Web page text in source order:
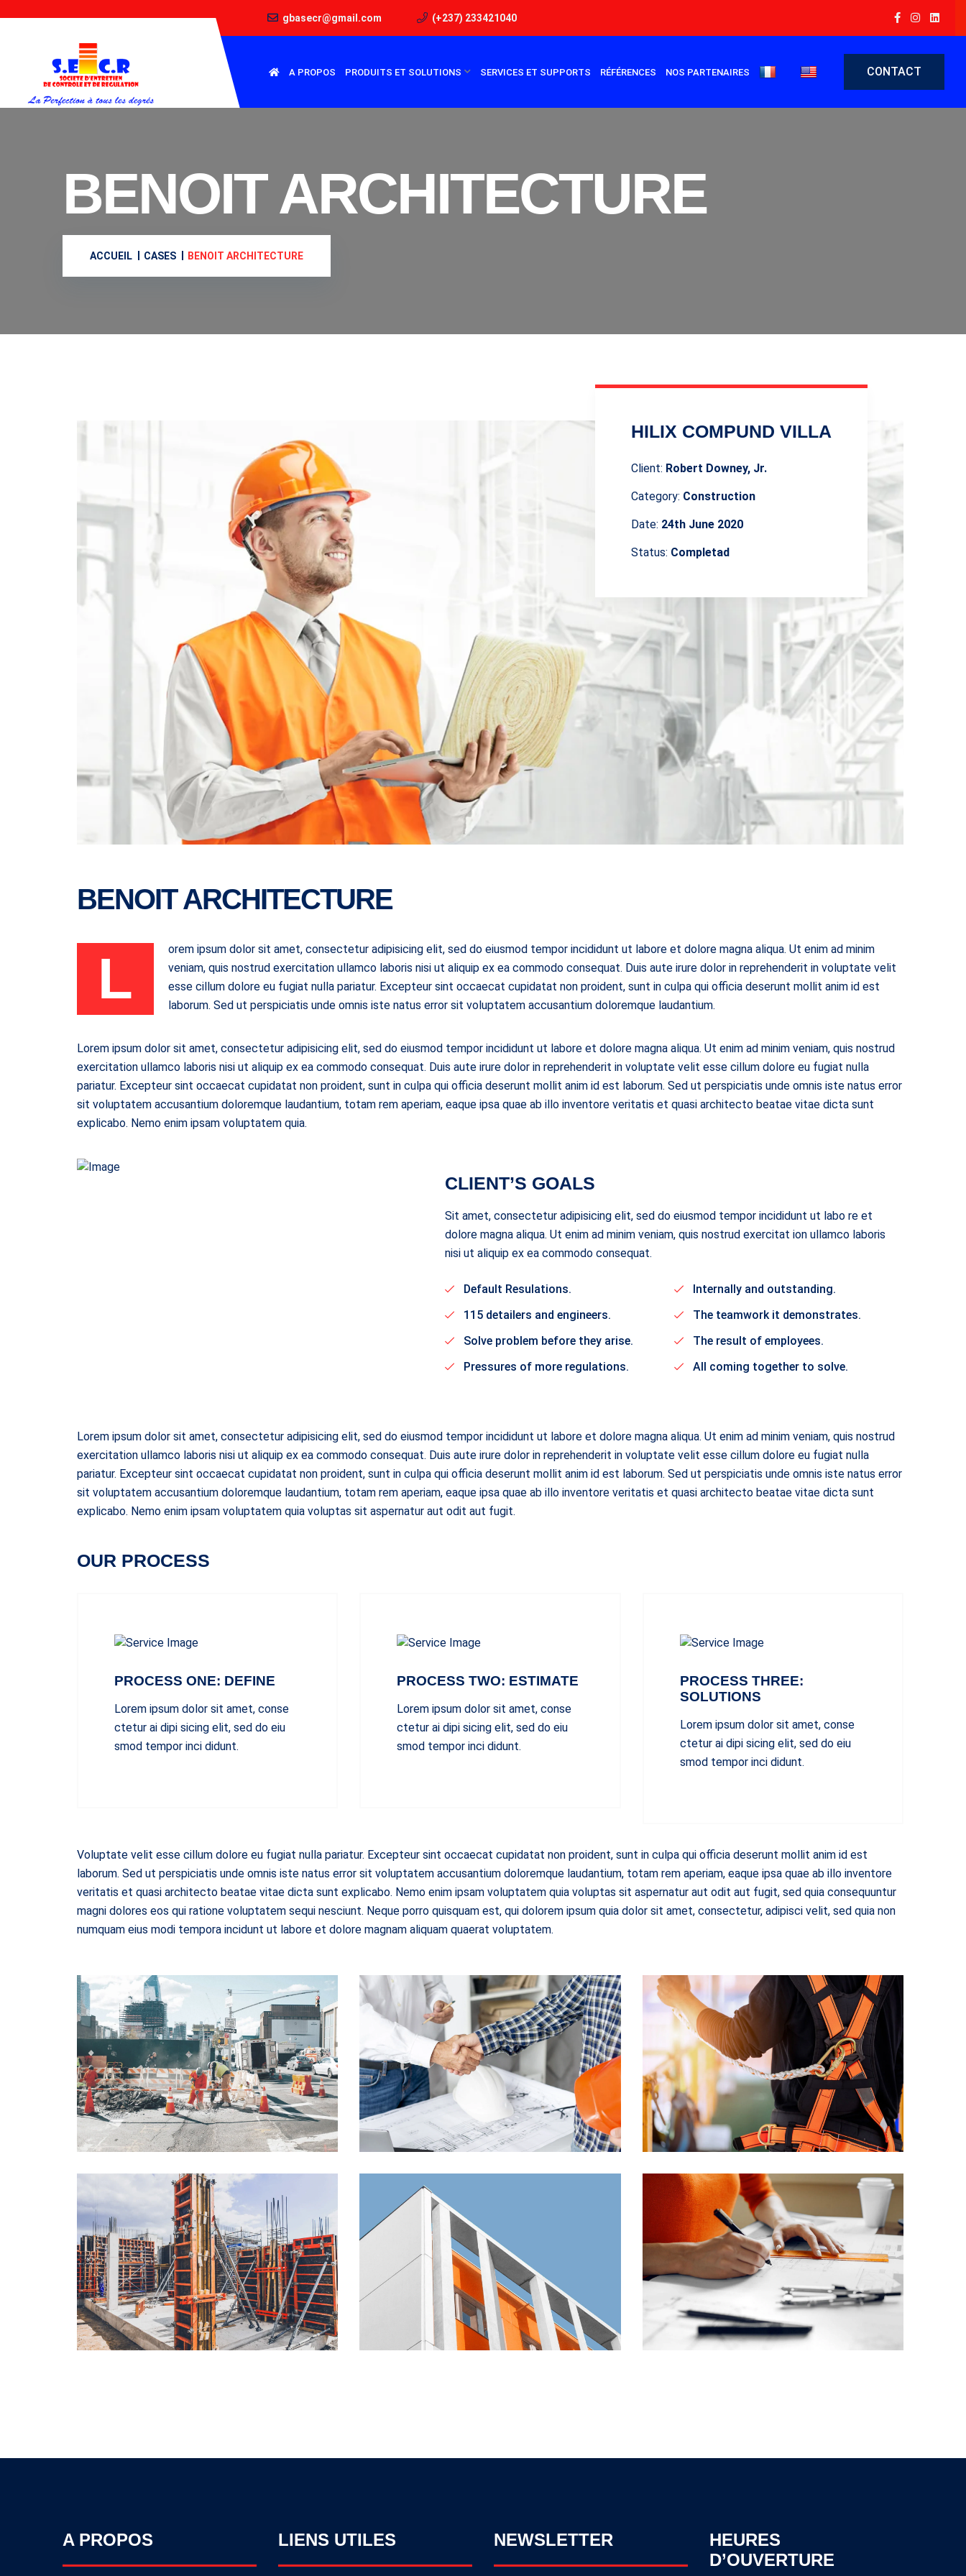
gbasecr@gmail.com (+237) 233421040
CONTACT
A PROPOS PRODUITS ET SOLUTIONS SERVICES ET SUPPORTS RÉFÉRENCES NOS PARTENAIRES
BENOIT ARCHITECTURE
ACCUEIL CASES BENOIT ARCHITECTURE
HILIX COMPUND VILLA
Client: Robert Downey, Jr.
Category: Construction
Date: 24th June 2020
Status: Completad
BENOIT ARCHITECTURE
L
orem ipsum dolor sit amet, consectetur adipisicing elit, sed do eiusmod tempor incididunt ut labore et dolore magna aliqua. Ut enim ad minim
veniam, quis nostrud exercitation ullamco laboris nisi ut aliquip ex ea commodo consequat. Duis aute irure dolor in reprehenderit in voluptate velit
esse cillum dolore eu fugiat nulla pariatur. Excepteur sint occaecat cupidatat non proident, sunt in culpa qui officia deserunt mollit anim id est
laborum. Sed ut perspiciatis unde omnis iste natus error sit voluptatem accusantium doloremque laudantium.
Lorem ipsum dolor sit amet, consectetur adipisicing elit, sed do eiusmod tempor incididunt ut labore et dolore magna aliqua. Ut enim ad minim veniam, quis nostrud
exercitation ullamco laboris nisi ut aliquip ex ea commodo consequat. Duis aute irure dolor in reprehenderit in voluptate velit esse cillum dolore eu fugiat nulla
pariatur. Excepteur sint occaecat cupidatat non proident, sunt in culpa qui officia deserunt mollit anim id est laborum. Sed ut perspiciatis unde omnis iste natus error
sit voluptatem accusantium doloremque laudantium, totam rem aperiam, eaque ipsa quae ab illo inventore veritatis et quasi architecto beatae vitae dicta sunt
explicabo. Nemo enim ipsam voluptatem quia.
CLIENT’S GOALS
Sit amet, consectetur adipisicing elit, sed do eiusmod tempor incididunt ut labo re et
dolore magna aliqua. Ut enim ad minim veniam, quis nostrud exercitat ion ullamco laboris
nisi ut aliquip ex ea commodo consequat.
Default Resulations.
Internally and outstanding.
115 detailers and engineers.
The teamwork it demonstrates.
Solve problem before they arise.
The result of employees.
Pressures of more regulations.
All coming together to solve.
Lorem ipsum dolor sit amet, consectetur adipisicing elit, sed do eiusmod tempor incididunt ut labore et dolore magna aliqua. Ut enim ad minim veniam, quis nostrud
exercitation ullamco laboris nisi ut aliquip ex ea commodo consequat. Duis aute irure dolor in reprehenderit in voluptate velit esse cillum dolore eu fugiat nulla
pariatur. Excepteur sint occaecat cupidatat non proident, sunt in culpa qui officia deserunt mollit anim id est laborum. Sed ut perspiciatis unde omnis iste natus error
sit voluptatem accusantium doloremque laudantium, totam rem aperiam, eaque ipsa quae ab illo inventore veritatis et quasi architecto beatae vitae dicta sunt
explicabo. Nemo enim ipsam voluptatem quia voluptas sit aspernatur aut odit aut fugit.
OUR PROCESS
PROCESS ONE: DEFINE
Lorem ipsum dolor sit amet, conse
ctetur ai dipi sicing elit, sed do eiu
smod tempor inci didunt.
PROCESS TWO: ESTIMATE
Lorem ipsum dolor sit amet, conse
ctetur ai dipi sicing elit, sed do eiu
smod tempor inci didunt.
PROCESS THREE:
SOLUTIONS
Lorem ipsum dolor sit amet, conse
ctetur ai dipi sicing elit, sed do eiu
smod tempor inci didunt.
Voluptate velit esse cillum dolore eu fugiat nulla pariatur. Excepteur sint occaecat cupidatat non proident, sunt in culpa qui officia deserunt mollit anim id est
laborum. Sed ut perspiciatis unde omnis iste natus error sit voluptatem accusantium doloremque laudantium, totam rem aperiam, eaque ipsa quae ab illo inventore
veritatis et quasi architecto beatae vitae dicta sunt explicabo. Nemo enim ipsam voluptatem quia voluptas sit aspernatur aut odit aut fugit, sed quia consequuntur
magni dolores eos qui ratione voluptatem sequi nesciunt. Neque porro quisquam est, qui dolorem ipsum quia dolor sit amet, consectetur, adipisci velit, sed quia non
numquam eius modi tempora incidunt ut labore et dolore magnam aliquam quaerat voluptatem.
A PROPOS LIENS UTILES NEWSLETTER
HEURES
D’OUVERTURE